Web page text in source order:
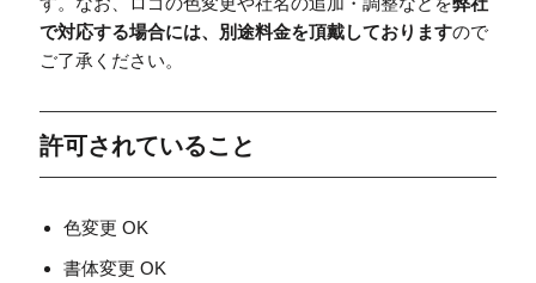
で対応する場合には、別途料金を頂戴しておりますので
ご了承ください。
許可されていること
色変更 OK
書体変更 OK